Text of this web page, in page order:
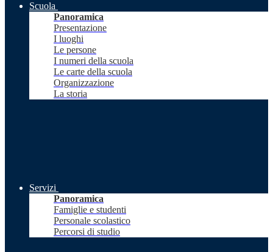
Scuola
Panoramica
Presentazione
I luoghi
Le persone
I numeri della scuola
Le carte della scuola
Organizzazione
La storia
Servizi
Panoramica
Famiglie e studenti
Personale scolastico
Percorsi di studio